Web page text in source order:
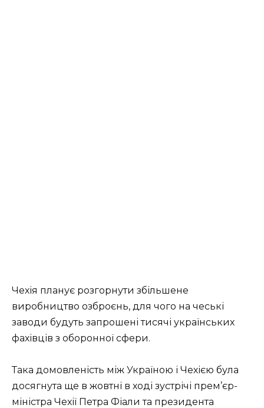
Чехія планує розгорнути збільшене
виробництво озброєнь, для чого на чеські
заводи будуть запрошені тисячі українських
фахівців з оборонної сфери.
Така домовленість між Україною і Чехією була
досягнута ще в жовтні в ході зустрічі прем’єр-
міністра Чехії Петра Фіали та президента